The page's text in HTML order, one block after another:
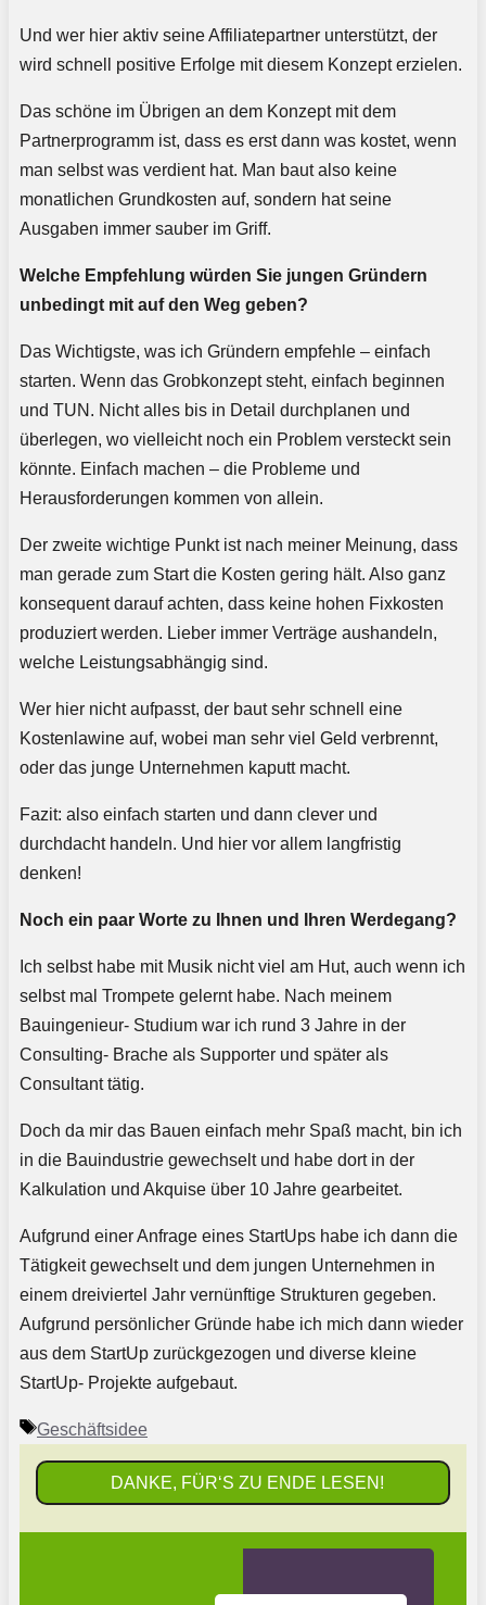
Und wer hier aktiv seine Affiliatepartner unterstützt, der
wird schnell positive Erfolge mit diesem Konzept erzielen.
Das schöne im Übrigen an dem Konzept mit dem
Partnerprogramm ist, dass es erst dann was kostet, wenn
man selbst was verdient hat. Man baut also keine
monatlichen Grundkosten auf, sondern hat seine
Ausgaben immer sauber im Griff.
Welche Empfehlung würden Sie jungen Gründern
unbedingt mit auf den Weg geben?
Das Wichtigste, was ich Gründern empfehle – einfach
starten. Wenn das Grobkonzept steht, einfach beginnen
und TUN. Nicht alles bis in Detail durchplanen und
überlegen, wo vielleicht noch ein Problem versteckt sein
könnte. Einfach machen – die Probleme und
Herausforderungen kommen von allein.
Der zweite wichtige Punkt ist nach meiner Meinung, dass
man gerade zum Start die Kosten gering hält. Also ganz
konsequent darauf achten, dass keine hohen Fixkosten
produziert werden. Lieber immer Verträge aushandeln,
welche Leistungsabhängig sind.
Wer hier nicht aufpasst, der baut sehr schnell eine
Kostenlawine auf, wobei man sehr viel Geld verbrennt,
oder das junge Unternehmen kaputt macht.
Fazit: also einfach starten und dann clever und
durchdacht handeln. Und hier vor allem langfristig
denken!
Noch ein paar Worte zu Ihnen und Ihren Werdegang?
Ich selbst habe mit Musik nicht viel am Hut, auch wenn ich
selbst mal Trompete gelernt habe. Nach meinem
Bauingenieur- Studium war ich rund 3 Jahre in der
Consulting- Brache als Supporter und später als
Consultant tätig.
Doch da mir das Bauen einfach mehr Spaß macht, bin ich
in die Bauindustrie gewechselt und habe dort in der
Kalkulation und Akquise über 10 Jahre gearbeitet.
Aufgrund einer Anfrage eines StartUps habe ich dann die
Tätigkeit gewechselt und dem jungen Unternehmen in
einem dreiviertel Jahr vernünftige Strukturen gegeben.
Aufgrund persönlicher Gründe habe ich mich dann wieder
aus dem StartUp zurückgezogen und diverse kleine
StartUp- Projekte aufgebaut.
Schlagwörter
Geschäftsidee
DANKE, FÜR‘S ZU ENDE LESEN!